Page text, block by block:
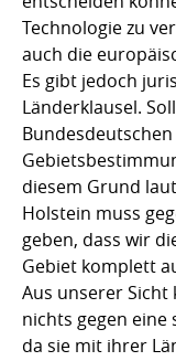
Technologie zu
auch die
Es gibt jedoch
Länderklausel.
Bundesdeutschen
diesem Grund
Holstein muss
geben, dass wir
Gebiet komplett
Aus unserer Sicht
nichts gegen
da sie mit ihrer